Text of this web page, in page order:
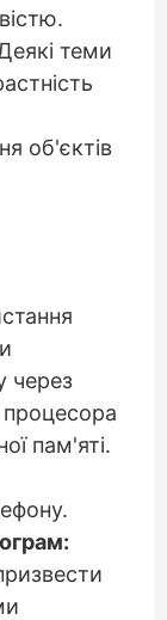
теми
об'єктів
через
пам'яті.